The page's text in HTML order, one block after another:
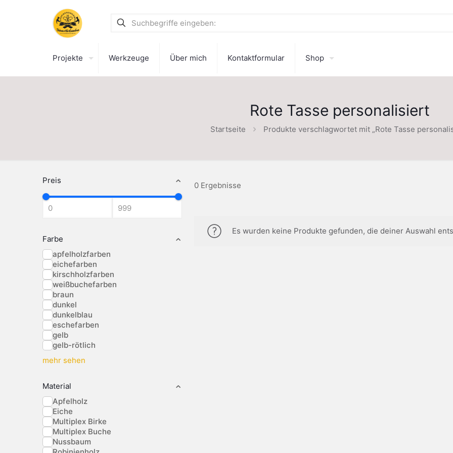
Projekte Werkzeuge Über mich Kontaktformular Shop
Rote Tasse personalisiert
Startseite Produkte verschlagwortet mit „Rote Tasse
Preis
Farbe
apfelholzfarben
eichefarben
kirschholzfarben
weißbuchefarben
braun
dunkel
dunkelblau
eschefarben
gelb
gelb-rötlich
mehr sehen
Material
Apfelholz
Eiche
Multiplex Birke
Multiplex Buche
Nussbaum
0 Ergebnisse
Es wurden keine Produkte gefunden, die deiner Auswahl